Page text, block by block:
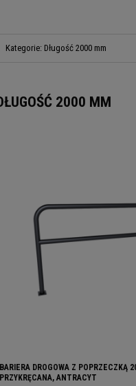
Kategorie: Długość 2000 mm
2000 MM
BARIERA DROGOWA Z POPRZECZKĄ
PRZYKRĘCANA, ANTRACYT